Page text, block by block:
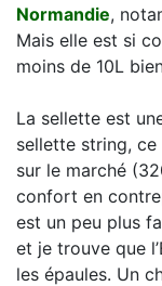
Normandie,
Mais elle est si
moins de 10L
La sellette est
sellette string, ce
sur le marché
confort en
est un peu plus
et je trouve que
les épaules. Un